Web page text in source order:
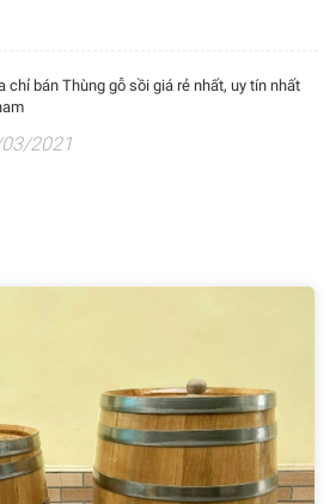
chỉ bán Thùng gỗ sồi giá rẻ nhất, uy tín nhất
2021